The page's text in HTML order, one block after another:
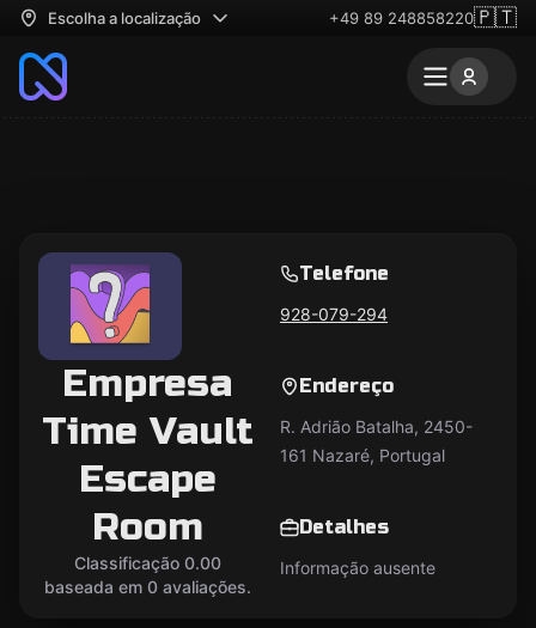
Escolha a localização +49 89 248858220🇵🇹
Empresa
Time Vault
Escape
Room
Classificação 0.00
baseada em 0 avaliações.
Telefone
928-079-294
Endereço
R. Adrião Batalha, 2450-
161 Nazaré, Portugal
Detalhes
Informação ausente